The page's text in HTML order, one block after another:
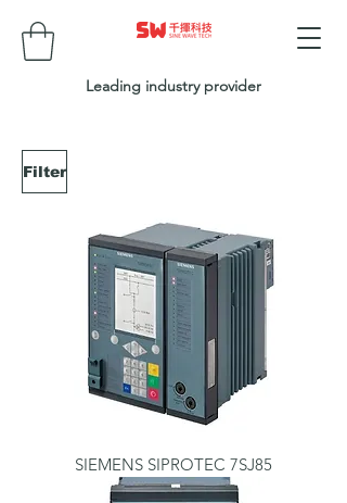
Leading industry provider
Filter
SIEMENS SIPROTEC 7SJ85